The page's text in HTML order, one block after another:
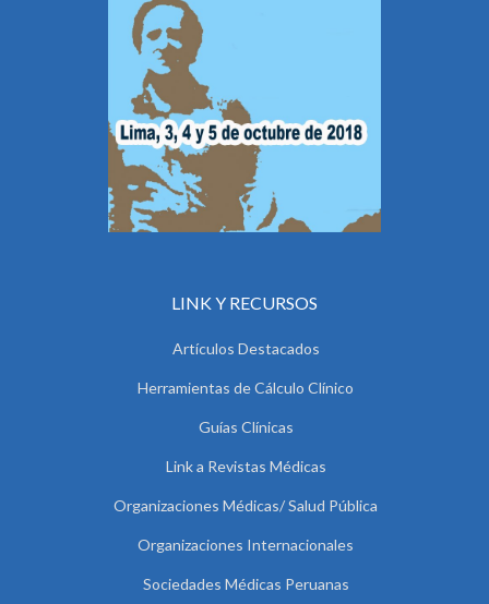
LINK Y RECURSOS
Artículos Destacados
Herramientas de Cálculo Clínico
Guías Clínicas
Link a Revistas Médicas
Organizaciones Médicas/ Salud Pública
Organizaciones Internacionales
Sociedades Médicas Peruanas